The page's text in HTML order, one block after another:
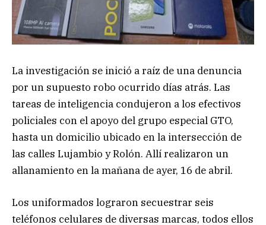
La investigación se inició a raíz de una denuncia
por un supuesto robo ocurrido días atrás. Las
tareas de inteligencia condujeron a los efectivos
policiales con el apoyo del grupo especial GTO,
hasta un domicilio ubicado en la intersección de
las calles Lujambio y Rolón. Allí realizaron un
allanamiento en la mañana de ayer, 16 de abril.
Los uniformados lograron secuestrar seis
teléfonos celulares de diversas marcas, todos ellos